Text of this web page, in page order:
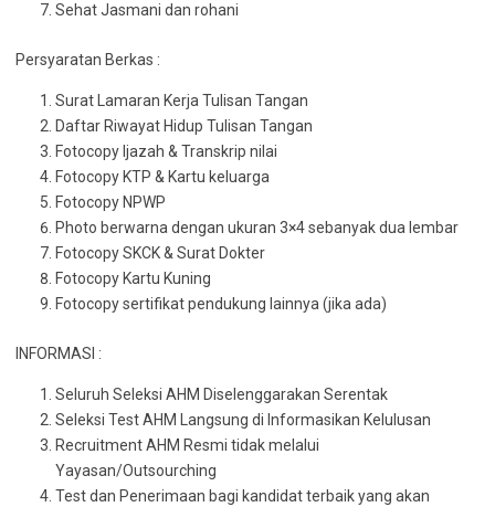
Sehat Jasmani dan rohani
Persyaratan Berkas :
Surat Lamaran Kerja Tulisan Tangan
Daftar Riwayat Hidup Tulisan Tangan
Fotocopy Ijazah & Transkrip nilai
Fotocopy KTP & Kartu keluarga
Fotocopy NPWP
Photo berwarna dengan ukuran 3×4 sebanyak dua lembar
Fotocopy SKCK & Surat Dokter
Fotocopy Kartu Kuning
Fotocopy sertifikat pendukung lainnya (jika ada)
INFORMASI :
Seluruh Seleksi AHM Diselenggarakan Serentak
Seleksi Test AHM Langsung di Informasikan Kelulusan
Recruitment AHM Resmi tidak melalui
Yayasan/Outsourching
Test dan Penerimaan bagi kandidat terbaik yang akan